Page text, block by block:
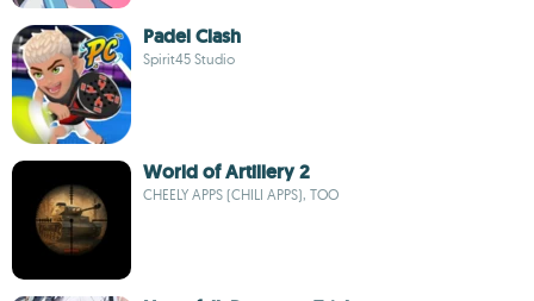
Padel Clash
Spirit45 Studio
World of Artillery 2
CHEELY APPS (CHILI APPS), TOO